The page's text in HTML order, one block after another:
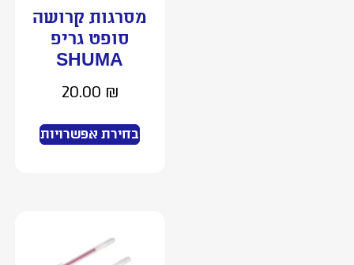
מסרגות קרושה
סופט גריפ
SHUMA
20.00₪
בחירת אפשרויות